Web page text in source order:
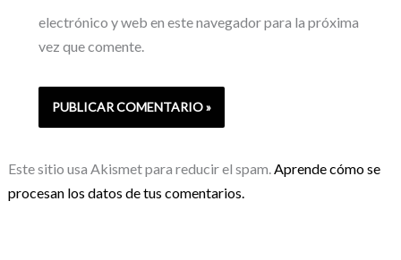
electrónico y web en este navegador para la próxima
vez que comente.
Este sitio usa Akismet para reducir el spam.Aprende cómo se
procesan los datos de tus comentarios.